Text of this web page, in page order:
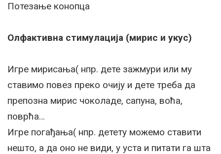
Потезање конопца
Олфактивна стимулација (мирис и укус)
Игре мирисања( нпр. дете зажмури или му
ставимо повез преко очију и дете треба да
препозна мирис чоколаде, сапуна, воћа,
поврћа…
Игре погађања( нпр. детету можемо ставити
нешто, а да оно не види, у уста и питати га шта